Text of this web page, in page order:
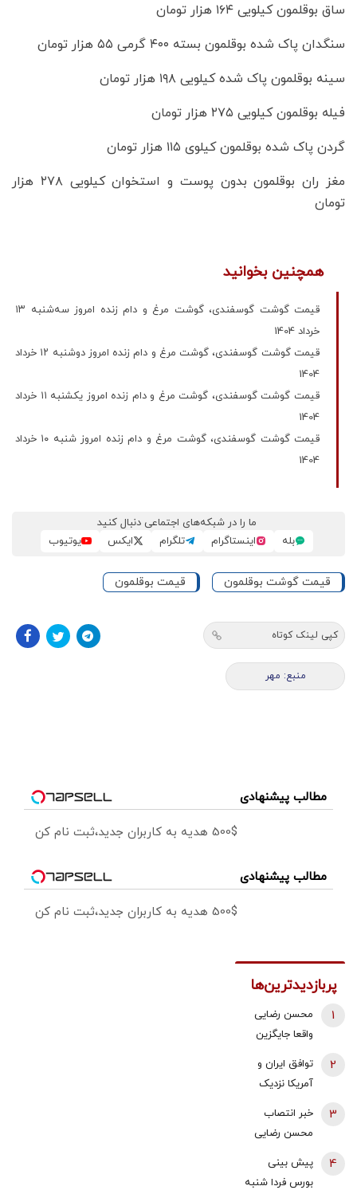
ساق بوقلمون کیلویی ۱۶۴ هزار تومان
سنگدان پاک شده بوقلمون بسته ۴۰۰ گرمی ۵۵ هزار تومان
سینه بوقلمون پاک شده کیلویی ۱۹۸ هزار تومان
فیله بوقلمون کیلویی ۲۷۵ هزار تومان
گردن پاک شده بوقلمون کیلوی ۱۱۵ هزار تومان
مغز ران بوقلمون بدون پوست و استخوان کیلویی ۲۷۸ هزار
تومان
همچنین بخوانید
قیمت گوشت گوسفندی، گوشت مرغ و دام زنده امروز سه‌شنبه ۱۳
خرداد 1404
قیمت گوشت گوسفندی، گوشت مرغ و دام زنده امروز دوشنبه ۱۲ خرداد
1404
قیمت گوشت گوسفندی، گوشت مرغ و دام زنده امروز یکشنبه ۱۱ خرداد
1404
قیمت گوشت گوسفندی، گوشت مرغ و دام زنده امروز شنبه ۱۰ خرداد
1404
ما را در شبکه‌های اجتماعی دنبال کنید
بله
اینستاگرام تلگرام ایکس یوتیوب
قیمت گوشت بوقلمون قیمت بوقلمون
کپی لینک کوتاه
منبع: مهر
مطالب پیشنهادی
500$ هدیه به کاربران جدید،ثبت نام کن
مطالب پیشنهادی
500$ هدیه به کاربران جدید،ثبت نام کن
پربازدیدترین‌ها
محسن رضایی
واقعا جایگزین
شورای عالی
امنیت ملی شده
است؟
1
توافق ایران و
آمریکا نزدیک
خزانه‌داری آمریکا
از «امروز یا فردا»
گفت
2
خبر انتصاب
محسن رضایی
تکذیب شد؟/
3
پیش بینی
بورس فردا شنبه
4